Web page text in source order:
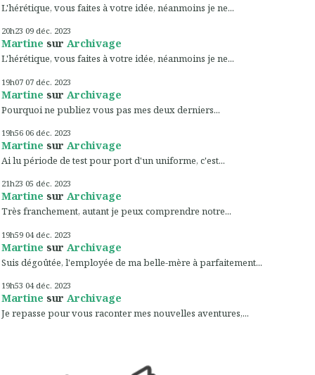
L'hérétique, vous faites à votre idée, néanmoins je ne...
20h23 09 déc. 2023
Martine sur Archivage
L'hérétique, vous faites à votre idée, néanmoins je ne...
19h07 07 déc. 2023
Martine sur Archivage
Pourquoi ne publiez vous pas mes deux derniers...
19h56 06 déc. 2023
Martine sur Archivage
Ai lu période de test pour port d'un uniforme, c'est...
21h23 05 déc. 2023
Martine sur Archivage
Très franchement, autant je peux comprendre notre...
19h59 04 déc. 2023
Martine sur Archivage
Suis dégoûtée, l'employée de ma belle-mère à parfaitement...
19h53 04 déc. 2023
Martine sur Archivage
Je repasse pour vous raconter mes nouvelles aventures,...